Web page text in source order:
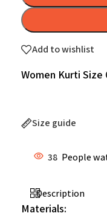
Add to wishlist
Women Kurti Size
Size guide
38 People
Description
Materials: